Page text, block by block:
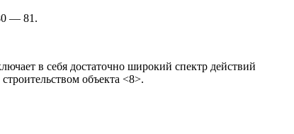
— 81.
в себя достаточно широкий спектр действий
объекта <8>.